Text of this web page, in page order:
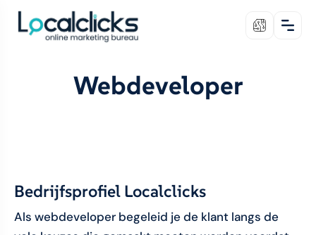
Webdeveloper
Bedrijfsprofiel Localclicks
Als webdeveloper begeleid je de klant langs de